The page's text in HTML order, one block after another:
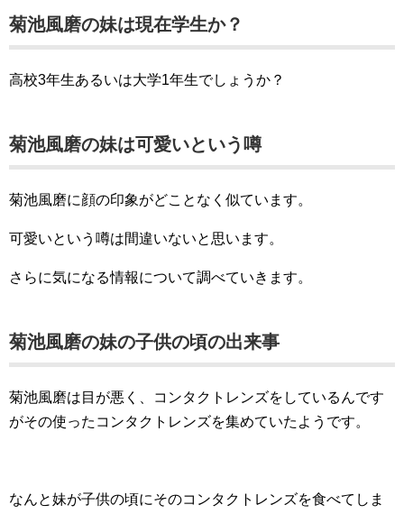
菊池風磨の妹は現在学生か？
高校3年生あるいは大学1年生でしょうか？
菊池風磨の妹は可愛いという噂
菊池風磨に顔の印象がどことなく似ています。
可愛いという噂は間違いないと思います。
さらに気になる情報について調べていきます。
菊池風磨の妹の子供の頃の出来事
菊池風磨は目が悪く、コンタクトレンズをしているんです
がその使ったコンタクトレンズを集めていたようです。
なんと妹が子供の頃にそのコンタクトレンズを食べてしま